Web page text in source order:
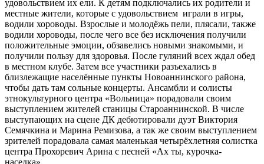
удовольствием их ели. К детям подключались их родители и
местные жители, которые с удовольствием играли в игры,
водили хороводы. Взрослые и молодёжь пели, плясали, также
водили хороводы, после чего все без исключения получили
положительные эмоции, обзавелись новыми знакомыми, и
получили пользу для здоровья. После гуляний всех ждал обед
в местном клубе. Затем все участники разъехались в
близлежащие населённые пункты Новоаннинского района,
чтобы дать там сольные концерты. Ансамбли и солисты
этнокультурного центра «Вольница» порадовали своим
выступлением жителей станицы Староаннинской. В числе
выступающих на сцене ДК дебютировали дуэт Виктория
Семячкина и Марина Ремизова, а так же своим выступлением
зрителей порадовала самая маленькая четырёхлетняя солистка
центра Прохоревич Арина с песней «Ах ты, курочка-
наседка».